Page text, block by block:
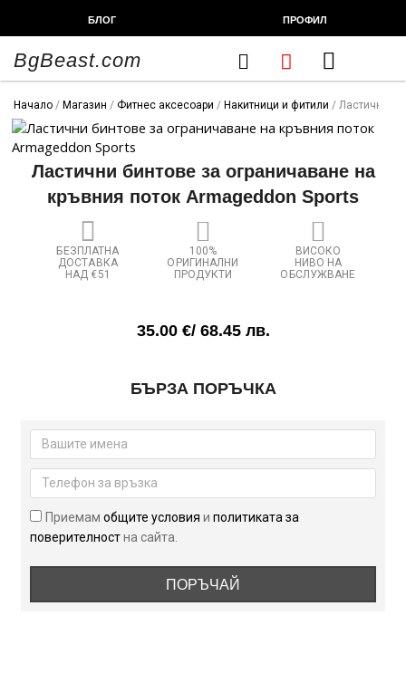
БЛОГ ПРОФИЛ
BgBeast.com Cart
Начало / Магазин / Фитнес аксесоари / Накитници и фитили / Ластични
Ластични бинтове за ограничаване на
кръвния поток Armageddon Sports
БЕЗПЛАТНА
ДОСТАВКА
НАД €51
100%
ОРИГИНАЛНИ
ПРОДУКТИ
ВИСОКО
НИВО НА
ОБСЛУЖВАНЕ
35.00 €/ 68.45 лв.
бинтове
за
ограничаване
на
кръвния
поток
Armageddon
БЪРЗА ПОРЪЧКА
Приемамобщите условияиполитиката за
поверителностна сайта.
ПОРЪЧАЙ